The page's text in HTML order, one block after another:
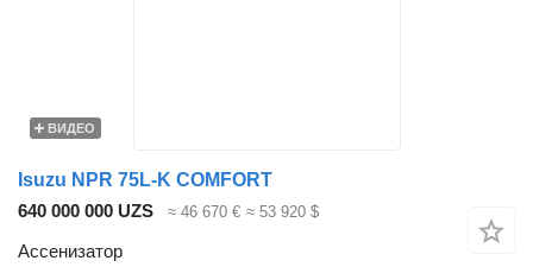
ВИДЕО
Isuzu NPR 75L-K COMFORT
640 000 000 UZS
≈ 46 670 € ≈ 53 920 $
Ассенизатор